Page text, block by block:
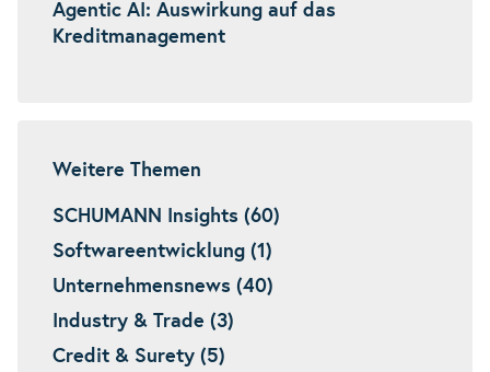
Agentic AI: Auswirkung auf das
Kreditmanagement
Weitere Themen
SCHUMANN Insights (60)
Softwareentwicklung (1)
Unternehmensnews (40)
Industry & Trade (3)
Credit & Surety (5)